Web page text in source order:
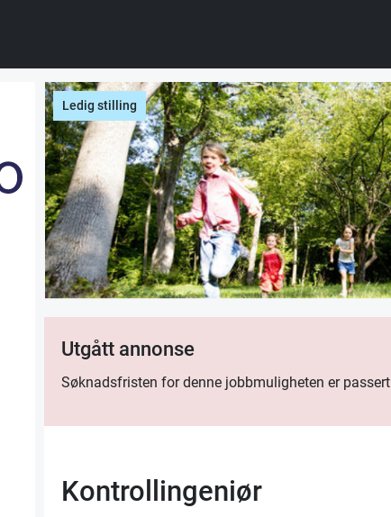
Ledig stilling
Utgått annonse
Søknadsfristen for denne jobbmuligheten er passert
Kontrollingeniør